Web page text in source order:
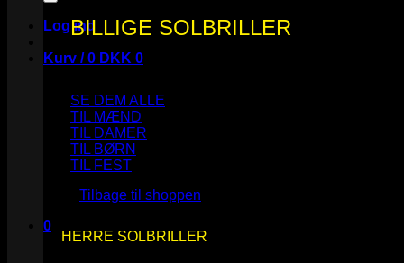
Log ind
Kurv /0 DKK 0
Ingen varer i kurven.
Tilbage til shoppen
0
Kurv
BILLIGE SOLBRILLER
SE DEM ALLE
TIL MÆND
TIL DAMER
TIL BØRN
TIL FEST
HERRE SOLBRILLER